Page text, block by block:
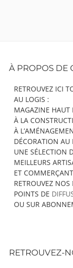
Content
À PROPOS DE
RETROUVEZ ICI
AU LOGIS :
MAGAZINE HAUT
À LA
À
DÉCORATION AU
UNE SÉLECTION
MEILLEURS
ET
RETROUVEZ
POINTS DE
OU SUR
RETROUVEZ-